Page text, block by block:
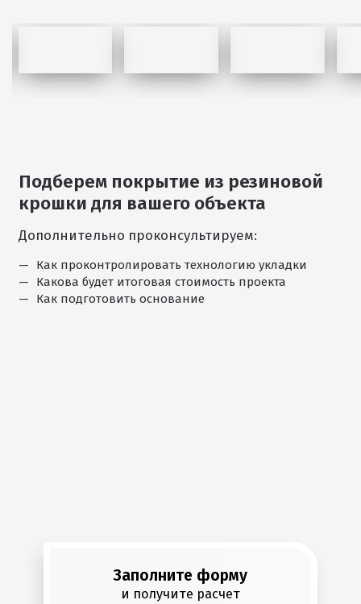
1/11
Подберем покрытие из резиновой
крошки для вашего объекта
Дополнительно проконсультируем:
Как проконтролировать технологию укладки
Какова будет итоговая стоимость проекта
Как подготовить основание
Заполните форму
и получите расчет